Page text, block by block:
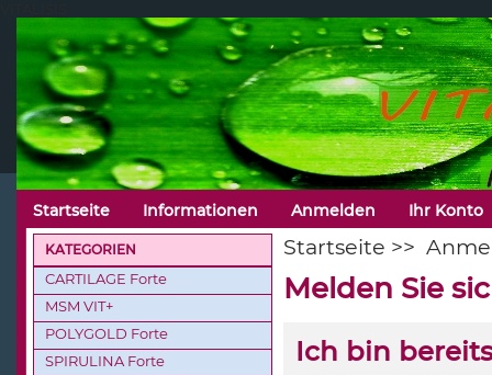
Startseite >>
Melden Sie
Ich bin
KATEGORIEN
CARTILAGE Forte
MSM VIT+
POLYGOLD Forte
SPIRULINA Forte
Startseite Informationen Anmelden Ihr Konto